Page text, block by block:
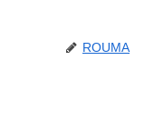
ROUMA